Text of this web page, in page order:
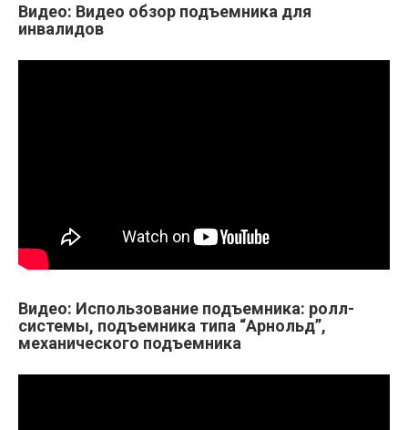
Видео: Видео обзор подъемника для
инвалидов
Видео: Использование подъемника: ролл-
системы, подъемника типа “Арнольд”,
механического подъемника